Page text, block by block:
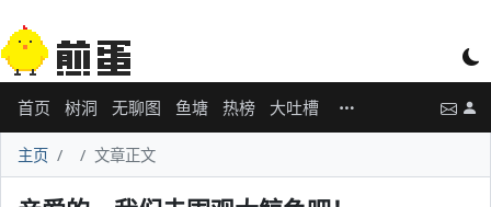
首页 树洞 无聊图 鱼塘 热榜 大吐槽
主页 文章正文